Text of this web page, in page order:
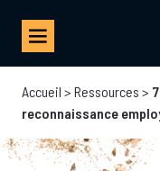
Accueil > Ressources >
reconnaissance